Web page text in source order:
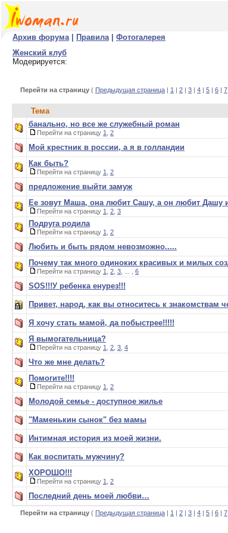
Архив форума| Правила| Фотогалерея
Женский клуб
Модерируется:
Перейти на страницу ( Предыдущая страница | 1 | 2 | 3 | 4 | 5 | 6 | 7
Тема
банально, но все же служебный роман
Перейти на страницу 1 2
Мой крестник в россии, а я в голландии
Как быть?
Перейти на страницу 1 2
предложение выйти замуж
Ее зовут Маша, она любит Сашу, а он любит Дашу
Перейти на страницу 1 2 3
Подруга родила
Перейти на страницу 1 2
Любить и быть рядом невозможно.....
Почему так много одиноких красивых и милых
Перейти на страницу 1 2 3 6
SOS!!!У ребенка енурез!!!
Привет, народ, как вы относитесь к знакомствам
Я хочу стать мамой, да побыстрее!!!!!
Я вымогательница?
Перейти на страницу 1 2 3 4
Что же мне делать?
Помогите!!!!
Перейти на страницу 1 2
Молодой семье - доступное жилье
"Маменькин сынок" без мамы
Интимная история из моей жизни.
Как воспитать мужчину?
ХОРОШО!!!
Перейти на страницу 1 2
Последний день моей любви…
Перейти на страницу ( Предыдущая страница | 1 | 2 | 3 | 4 | 5 | 6 | 7